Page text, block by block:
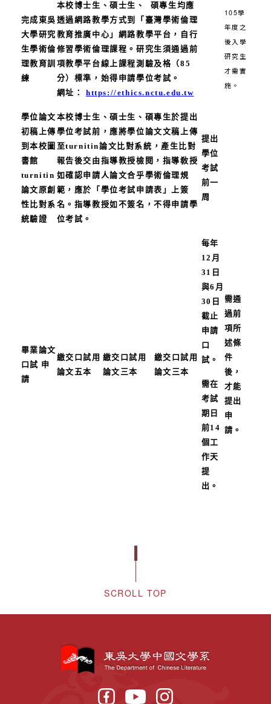
完成東吳
大學研究
生學術倫
理教育訓
練
本校博士生、碩士生、 碩專生均應
透過網路教學方式到「臺灣學術倫理
教育推廣中心」網路教學平台，自行
修習學術倫理課程。研究生須通過前
項教學平台線上課程測驗及格（85
分）標準，始得申請學位考試。
網址： https://ethics.nctu.edu.tw
105學
年度之
後入學
研究生
才需實
施。
學位論文
初稿上傳
到本校圖
書館
turnitin
論文原創
性比對系
統驗證
本校博士生、碩士生、碩專生於提出
學位考試前，應將學位論文文稿上傳
至turnitin論文比對系統，產生比對
報告後交由指導教授檢閱，指導敎授
如確認申請人論文合乎學術倫理規
範，應於「學位考試申請表」上簽
名。指導教授如不簽名，不得申請學
位考試。
提出
學位
考試
前一
周
畢業論文
口試 申
請
繳交口試用
論文五本
繳交口試用
論文三本
繳交口試用
論文三本
每年
12月
31日
與6月
30日
截止
申請
口
試。
需在
考試
期日
前14
個工
作天
提
出。
需通
過前
項所
述條
件
後，
才能
提出
申
請。
SCROLL TOP